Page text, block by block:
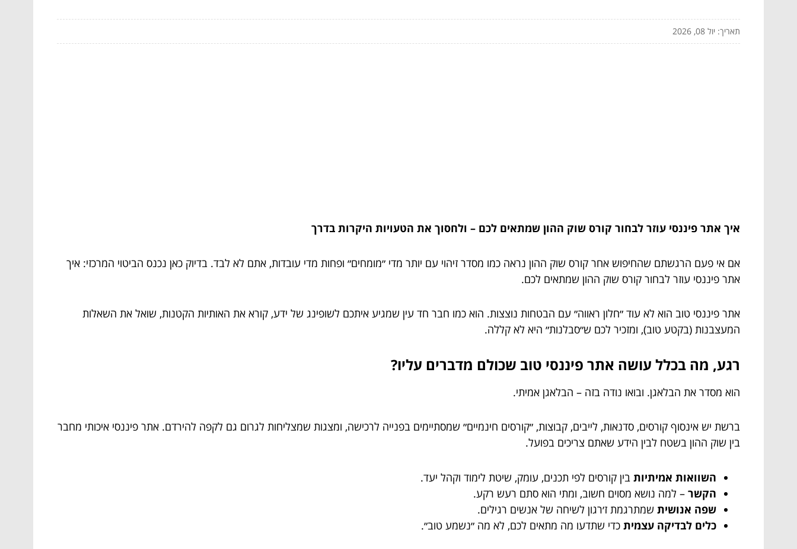
תאריך: יול 08, 2026
איך אתר פיננסי עוזר לבחור קורס שוק ההון שמתאים לכם – ולחסוך את הטעויות היקרות בדרך
אם אי פעם הרגשתם שהחיפוש אחר קורס שוק ההון נראה כמו מסדר זיהוי עם יותר מדי ״מומחים״ ופחות מדי עובדות, אתם לא לבד. בדיוק כאן נכנס הביטוי המרכזי: איך
אתר פיננסי עוזר לבחור קורס שוק ההון שמתאים לכם.
אתר פיננסי טוב הוא לא עוד ״חלון ראווה״ עם הבטחות נוצצות. הוא כמו חבר חד עין שמגיע איתכם לשופינג של ידע, קורא את האותיות הקטנות, שואל את השאלות
המעצבנות (בקטע טוב), ומזכיר לכם ש״סבלנות״ היא לא קללה.
רגע, מה בכלל עושה אתר פיננסי טוב שכולם מדברים עליו?
הוא מסדר את הבלאגן. ובואו נודה בזה – הבלאגן אמיתי.
ברשת יש אינסוף קורסים, סדנאות, לייבים, קבוצות, ״קורסים חינמיים״ שמסתיימים בפנייה לרכישה, ומצגות שמצליחות לגרום גם לקפה להירדם. אתר פיננסי איכותי מחבר
בין שוק ההון בשטח לבין הידע שאתם צריכים בפועל.
השוואות אמיתיות בין קורסים לפי תכנים, עומק, שיטת לימוד וקהל יעד.
הקשר – למה נושא מסוים חשוב, ומתי הוא סתם רעש רקע.
שפה אנושית שמתרגמת ז׳רגון לשיחה של אנשים רגילים.
כלים לבדיקה עצמית כדי שתדעו מה מתאים לכם, לא מה ״נשמע טוב״.